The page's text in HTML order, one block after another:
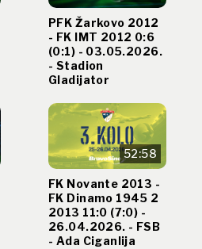
PFK Žarkovo 2012
- FK IMT 2012 0:6
(0:1) - 03.05.2026.
- Stadion
Gladijator
52:58
FK Novante 2013 -
FK Dinamo 1945 2
2013 11:0 (7:0) -
26.04.2026. - FSB
- Ada Ciganlija